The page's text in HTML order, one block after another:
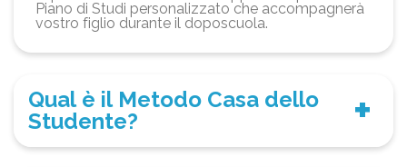
Piano di Studi personalizzato che accompagnerà
vostro figlio durante il doposcuola.
Qual è il Metodo Casa dello
Studente?